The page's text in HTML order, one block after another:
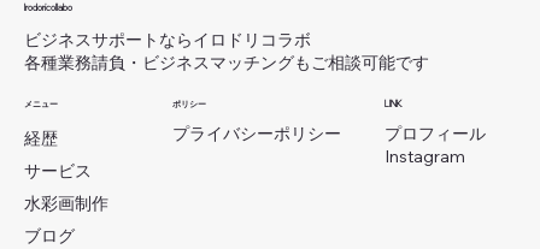
いつもご覧いただき、ありがとうございます。
す。 これまでに中小企業との商談1000件以
上、起業後は取引社数150社以上の獲得を経験
してきました。その経験を活かし、BtoB営業
におけるヒアリングの重要性や参考情報を発信
し...
​プロフィール
Instagram
LINK
プライバシーポリシー
ポリシー
経歴
サービス
水彩画制作
ブログ
メニュー
ビジネスサポートならイロドリコラボ
各種業務請負・ビジネスマッチングもご相談可能です
Irodoricollabo